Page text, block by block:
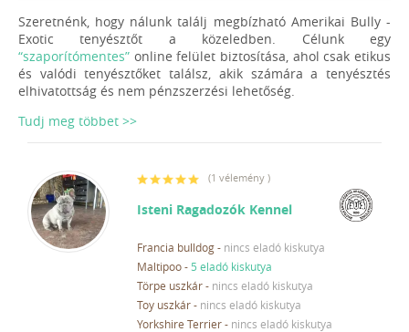
Szeretnénk, hogy nálunk találj megbízható Amerikai Bully -
Exotic tenyésztőt a közeledben. Célunk egy
“szaporítómentes” online felület biztosítása, ahol csak etikus
és valódi tenyésztőket találsz, akik számára a tenyésztés
elhivatottság és nem pénzszerzési lehetőség.
Tudj meg többet >>
(1 vélemény )
Isteni Ragadozók Kennel
Francia bulldog- nincs eladó kiskutya
Maltipoo- 5 eladó kiskutya
Törpe uszkár- nincs eladó kiskutya
Toy uszkár- nincs eladó kiskutya
Yorkshire Terrier- nincs eladó kiskutya